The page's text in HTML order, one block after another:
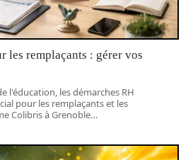
les remplaçants : gérer vos
l'éducation, les démarches RH
pour les remplaçants et les
Colibris à Grenoble…